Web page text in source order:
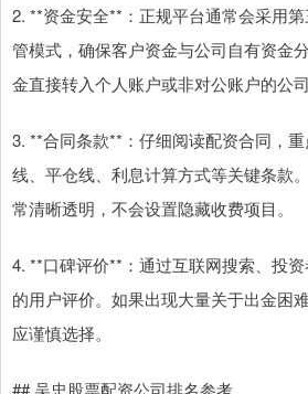
2. **资金安全**：正规平台通常会采用
管模式，确保客户资金与公司自有资金
金直接转入个人账户或非对公账户的公司
3. **合同条款**：仔细阅读配资合同，
线、平仓线、利息计算方式等关键条款
常清晰透明，不会设置隐藏收费项目。
4. **口碑评价**：通过互联网搜索、投
的用户评价。如果出现大量关于出金困
应谨慎选择。